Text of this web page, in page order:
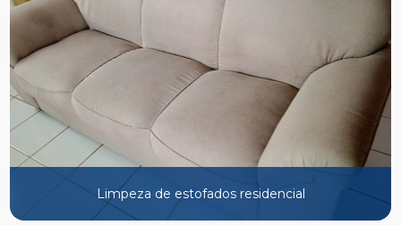
Limpeza de estofados residencial